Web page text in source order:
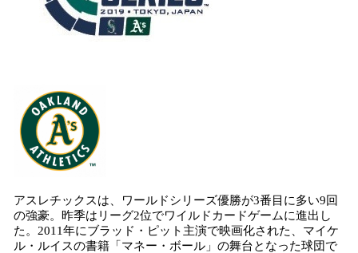
アスレチックスは、ワールドシリーズ優勝が3番目に多い9回
の強豪。昨季はリーグ2位でワイルドカードゲームに進出し
た。2011年にブラッド・ピット主演で映画化された、マイケ
ル・ルイスの書籍「マネー・ボール」の舞台となった球団で